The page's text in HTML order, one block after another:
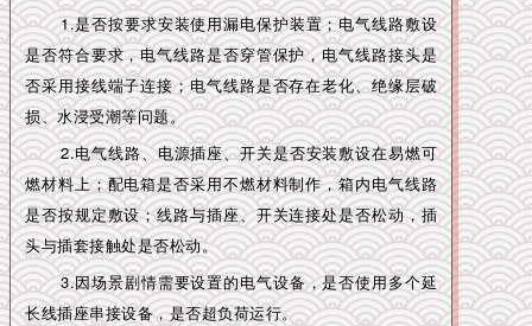
1.是否按要求安装使用漏电保护装置；电气线路敷设
是否符合要求，电气线路是否穿管保护，电气线路接头是
否采用接线端子连接；电气线路是否存在老化、绝缘层破
损、水浸受潮等问题。
2.电气线路、电源插座、开关是否安装敷设在易燃可
燃材料上；配电箱是否采用不燃材料制作，箱内电气线路
是否按规定敷设；线路与插座、开关连接处是否松动，插
头与插套接触处是否松动。
3.因场景剧情需要设置的电气设备，是否使用多个延
长线插座串接设备，是否超负荷运行。